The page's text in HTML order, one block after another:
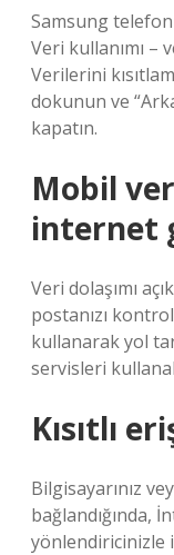
Samsung
Veri kullanımı –
Verilerini
dokunun ve
kapatın.
Mobil
internet
Veri dolaşımı
postanızı
kullanarak yol
servisleri
Kısıtlı
Bilgisayarınız
bağlandığında,
yönlendiricinizle